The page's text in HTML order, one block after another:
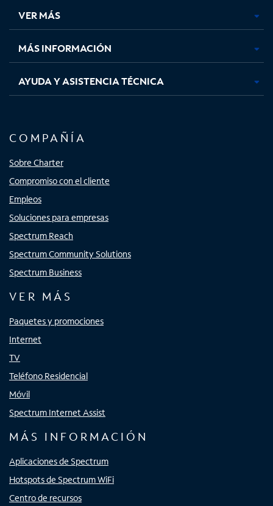
pestaña
nueva
pestaña
nueva
pestaña
nuevanueva
VER MÁS
MÁS INFORMACIÓN
AYUDA Y ASISTENCIA TÉCNICA
COMPAÑÍA
Sobre Charter
Compromiso con el cliente
Empleos
Soluciones para empresas
Spectrum Reach
Spectrum Community Solutions
Spectrum Business
VER MÁS
Paquetes y promociones
Internet
TV
Teléfono Residencial
Móvil
Spectrum Internet Assist
MÁS INFORMACIÓN
Aplicaciones de Spectrum
Hotspots de Spectrum WiFi
Centro de recursos